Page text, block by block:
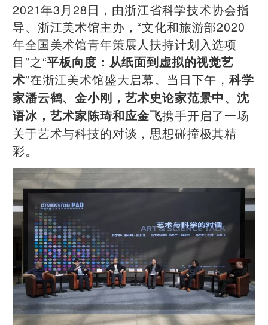
2021年3月28日，由浙江省科学技术协会指
导、浙江美术馆主办，“文化和旅游部2020
年全国美术馆青年策展人扶持计划入选项
目”之“平板向度：从纸面到虚拟的视觉艺
术”在浙江美术馆盛大启幕。当日下午，科学
家潘云鹤、金小刚，艺术史论家范景中、沈
语冰，艺术家陈琦和应金飞携手开启了一场
关于艺术与科技的对谈，思想碰撞极其精
彩。